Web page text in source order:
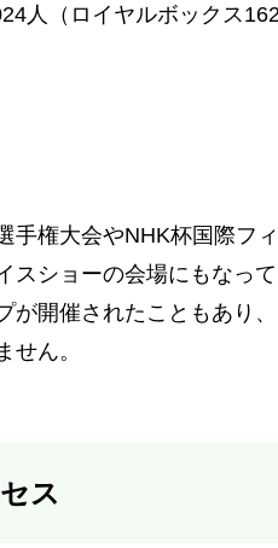
人（ロイヤルボックス
権大会やNHK杯国際フ
ショーの会場にもなって
開催されたこともあり
ん。
ス